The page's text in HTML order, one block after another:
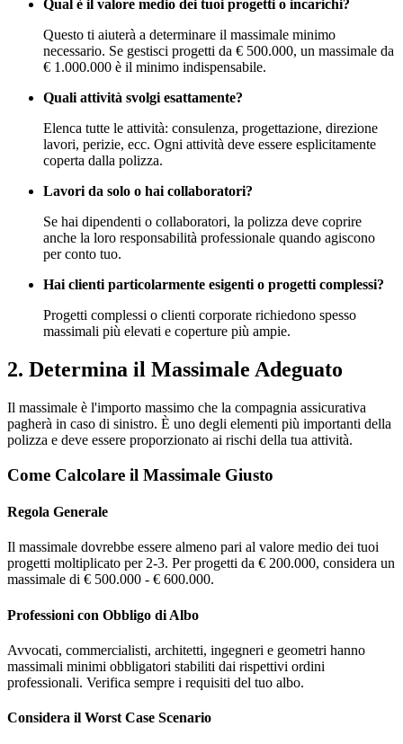
Qual è il valore medio dei tuoi progetti o incarichi?
Questo ti aiuterà a determinare il massimale minimo
necessario. Se gestisci progetti da € 500.000, un massimale da
€ 1.000.000 è il minimo indispensabile.
Quali attività svolgi esattamente?
Elenca tutte le attività: consulenza, progettazione, direzione
lavori, perizie, ecc. Ogni attività deve essere esplicitamente
coperta dalla polizza.
Lavori da solo o hai collaboratori?
Se hai dipendenti o collaboratori, la polizza deve coprire
anche la loro responsabilità professionale quando agiscono
per conto tuo.
Hai clienti particolarmente esigenti o progetti complessi?
Progetti complessi o clienti corporate richiedono spesso
massimali più elevati e coperture più ampie.
2. Determina il Massimale Adeguato
Il massimale è l'importo massimo che la compagnia assicurativa
pagherà in caso di sinistro. È uno degli elementi più importanti della
polizza e deve essere proporzionato ai rischi della tua attività.
Come Calcolare il Massimale Giusto
Regola Generale
Il massimale dovrebbe essere almeno pari al valore medio dei tuoi
progetti moltiplicato per 2-3. Per progetti da € 200.000, considera un
massimale di € 500.000 - € 600.000.
Professioni con Obbligo di Albo
Avvocati, commercialisti, architetti, ingegneri e geometri hanno
massimali minimi obbligatori stabiliti dai rispettivi ordini
professionali. Verifica sempre i requisiti del tuo albo.
Considera il Worst Case Scenario